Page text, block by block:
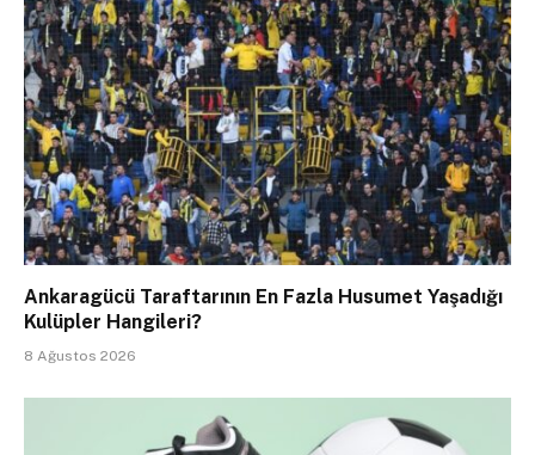
Ankaragücü Taraftarının En Fazla Husumet Yaşadığı
Kulüpler Hangileri?
8 Ağustos 2026